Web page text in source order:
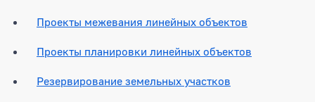
Проекты межевания линейных объектов
Проекты планировки линейных объектов
Резервирование земельных участков